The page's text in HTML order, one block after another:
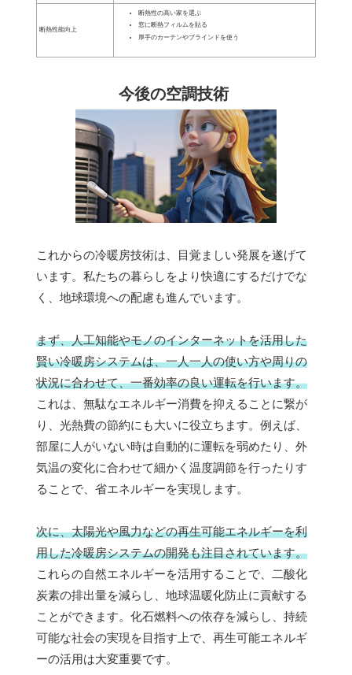
断熱性能向上
断熱性の高い家を選ぶ
窓に断熱フィルムを貼る
厚手のカーテンやブラインドを使う
今後の空調技術
これからの冷暖房技術は、目覚ましい発展を遂げて
います。私たちの暮らしをより快適にするだけでな
く、地球環境への配慮も進んでいます。
まず、人工知能やモノのインターネットを活用した
賢い冷暖房システムは、一人一人の使い方や周りの
状況に合わせて、一番効率の良い運転を行います。
これは、無駄なエネルギー消費を抑えることに繋が
り、光熱費の節約にも大いに役立ちます。例えば、
部屋に人がいない時は自動的に運転を弱めたり、外
気温の変化に合わせて細かく温度調節を行ったりす
ることで、省エネルギーを実現します。
次に、太陽光や風力などの再生可能エネルギーを利
用した冷暖房システムの開発も注目されています。
これらの自然エネルギーを活用することで、二酸化
炭素の排出量を減らし、地球温暖化防止に貢献する
ことができます。化石燃料への依存を減らし、持続
可能な社会の実現を目指す上で、再生可能エネルギ
ーの活用は大変重要です。